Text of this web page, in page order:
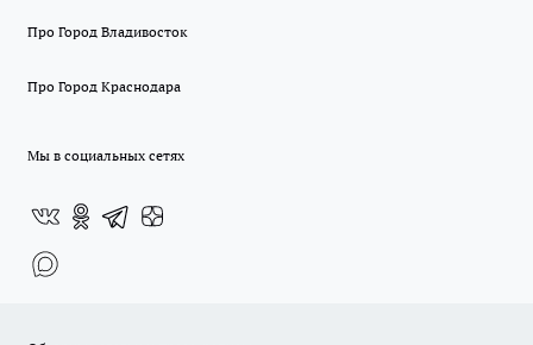
Про Город Владивосток
Про Город Краснодара
Мы в социальных сетях